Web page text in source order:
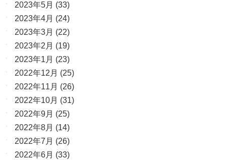
2023年5月 (33)
2023年4月 (24)
2023年3月 (22)
2023年2月 (19)
2023年1月 (23)
2022年12月 (25)
2022年11月 (26)
2022年10月 (31)
2022年9月 (25)
2022年8月 (14)
2022年7月 (26)
2022年6月 (33)